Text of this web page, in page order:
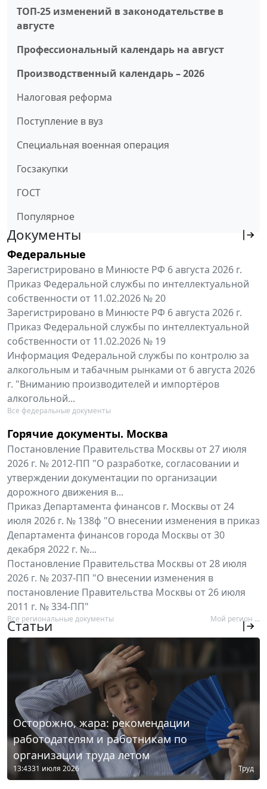
ТОП-25 изменений в законодательстве в
августе
Профессиональный календарь на август
Производственный календарь – 2026
Налоговая реформа
Поступление в вуз
Специальная военная операция
Госзакупки
ГОСТ
Популярное
Документы
Федеральные
Зарегистрировано в Минюсте РФ 6 августа 2026 г.
Приказ Федеральной службы по интеллектуальной
собственности от 11.02.2026 № 20
Зарегистрировано в Минюсте РФ 6 августа 2026 г.
Приказ Федеральной службы по интеллектуальной
собственности от 11.02.2026 № 19
Информация Федеральной службы по контролю за
алкогольным и табачным рынками от 6 августа 2026
г. "Вниманию производителей и импортёров
алкогольной...
Все федеральные документы
Горячие документы. Москва
Постановление Правительства Москвы от 27 июля
2026 г. № 2012-ПП "О разработке, согласовании и
утверждении документации по организации
дорожного движения в...
Приказ Департамента финансов г. Москвы от 24
июля 2026 г. № 138ф "О внесении изменения в приказ
Департамента финансов города Москвы от 30
декабря 2022 г. №...
Постановление Правительства Москвы от 28 июля
2026 г. № 2037-ПП "О внесении изменения в
постановление Правительства Москвы от 26 июля
2011 г. № 334-ПП"
Все региональные документы Мой регион ...
Статьи
Осторожно, жара: рекомендации
работодателям и работникам по
организации труда летом
13:4331 июля 2026 Труд